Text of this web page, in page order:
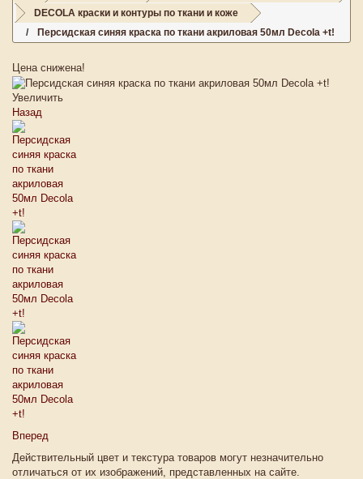
DECOLA краски и контуры по ткани и коже
Персидская синяя краска по ткани акриловая 50мл Decola +t!
Цена снижена!
Увеличить
Назад
Вперед
Действительный цвет и текстура товаров могут незначительно
отличаться от их изображений, представленных на сайте.